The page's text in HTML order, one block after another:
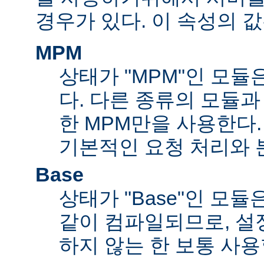
경우가 있다. 이 속성의
MPM
상태가 "MPM"인 모듈
다. 다른 종류의 모듈
한 MPM만을 사용한
기본적인 요청 처리와
Base
상태가 "Base"인 모듈
같이 컴파일되므로,
하지 않는 한 보통 사